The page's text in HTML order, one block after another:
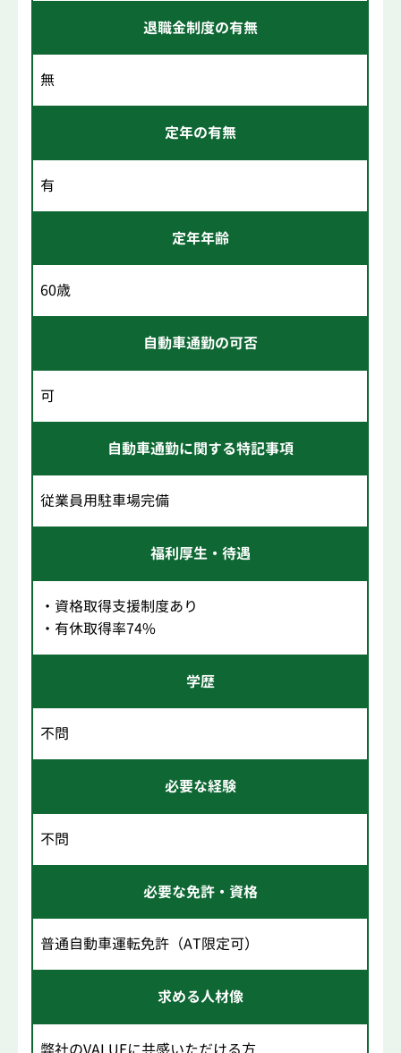
退職金制度の有無
無
定年の有無
有
定年年齢
60歳
自動車通勤の可否
可
自動車通勤に関する特記事項
従業員用駐車場完備
福利厚生・待遇
・資格取得支援制度あり
・有休取得率74%
学歴
不問
必要な経験
不問
必要な免許・資格
普通自動車運転免許（AT限定可）
求める人材像